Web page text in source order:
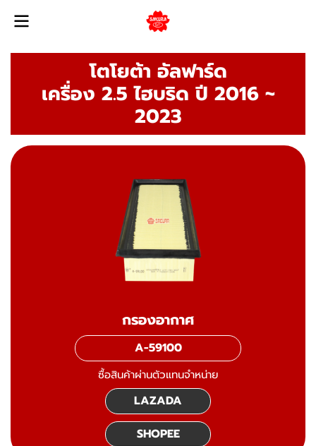
โตโยต้า อัลฟาร์ด
เครื่อง 2.5 ไฮบริด ปี 2016 ~
2023
กรองอากาศ
A-59100
ซื้อสินค้าผ่านตัวแทนจำหน่าย
LAZADA
SHOPEE